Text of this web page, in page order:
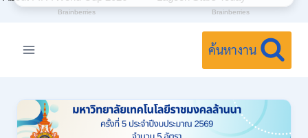
ค้นหางาน